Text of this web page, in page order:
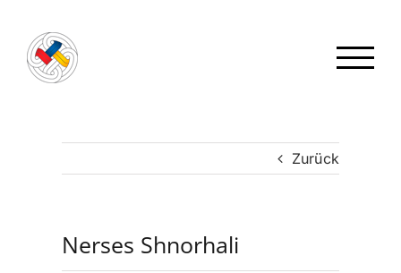
Inhalt
springen
Zurück
Nerses Shnorhali